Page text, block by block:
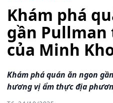
Khám phá
gần
của Minh
Khám phá quán ăn ngon
hương vị ẩm thực địa